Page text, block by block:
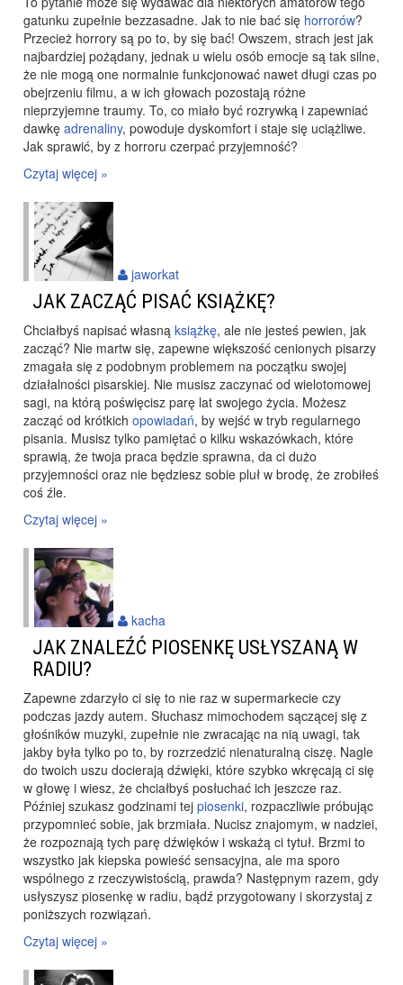
gatunku zupełnie bezzasadne. Jak to nie bać się horrorów?
Przecież horrory są po to, by się bać! Owszem, strach jest jak
najbardziej pożądany, jednak u wielu osób emocje są tak silne,
że nie mogą one normalnie funkcjonować nawet długi czas po
obejrzeniu filmu, a w ich głowach pozostają różne
nieprzyjemne traumy. To, co miało być rozrywką i zapewniać
dawkę adrenaliny, powoduje dyskomfort i staje się uciążliwe.
Jak sprawić, by z horroru czerpać przyjemność?
Czytaj więcej »
JAK ZACZĄĆ PISAĆ KSIĄŻKĘ?
Chciałbyś napisać własną książkę, ale nie jesteś pewien, jak
zacząć? Nie martw się, zapewne większość cenionych pisarzy
zmagała się z podobnym problemem na początku swojej
działalności pisarskiej. Nie musisz zaczynać od wielotomowej
sagi, na którą poświęcisz parę lat swojego życia. Możesz
zacząć od krótkich opowiadań, by wejść w tryb regularnego
pisania. Musisz tylko pamiętać o kilku wskazówkach, które
sprawią, że twoja praca będzie sprawna, da ci dużo
przyjemności oraz nie będziesz sobie pluł w brodę, że zrobiłeś
coś źle.
Czytaj więcej »
jaworkat
JAK ZNALEŹĆ PIOSENKĘ USŁYSZANĄ W
RADIU?
Zapewne zdarzyło ci się to nie raz w supermarkecie czy
podczas jazdy autem. Słuchasz mimochodem sączącej się z
głośników muzyki, zupełnie nie zwracając na nią uwagi, tak
jakby była tylko po to, by rozrzedzić nienaturalną ciszę. Nagle
do twoich uszu docierają dźwięki, które szybko wkręcają ci się
w głowę i wiesz, że chciałbyś posłuchać ich jeszcze raz.
Później szukasz godzinami tej piosenki, rozpaczliwie próbując
przypomnieć sobie, jak brzmiała. Nucisz znajomym, w nadziei,
że rozpoznają tych parę dźwięków i wskażą ci tytuł. Brzmi to
wszystko jak kiepska powieść sensacyjna, ale ma sporo
wspólnego z rzeczywistością, prawda? Następnym razem, gdy
usłyszysz piosenkę w radiu, bądź przygotowany i skorzystaj z
poniższych rozwiązań.
Czytaj więcej »
kacha